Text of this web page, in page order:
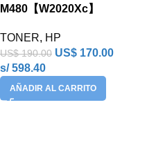
M480【W2020Xc】
TONER, HP
US$190.00 US$ 170.00
s/ 598.40
AÑADIR AL CARRITO